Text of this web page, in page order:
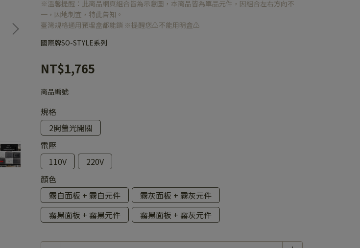
※溫馨提醒：此商品網頁組合皆為示意圖，本商品皆為單品元件，因組合左右方向不
一，因地制宜，特此告知。
臺灣規格通用預埋盒都能鎖 ※提醒您⚠️不能用明盒⚠️
國際牌SO-STYLE系列
NT$1,765
商品編號:
規格
2開螢光開關
電壓
110V
220V
顏色
霧白面板 + 霧白元件
霧灰面板 + 霧灰元件
霧黑面板 + 霧黑元件
霧黑面板 + 霧灰元件